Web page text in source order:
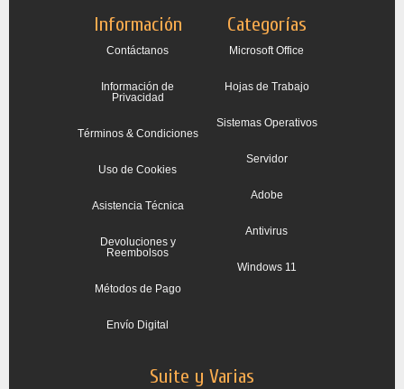
Información
Contáctanos
Información de
Privacidad
Términos & Condiciones
Uso de Cookies
Asistencia Técnica
Devoluciones y
Reembolsos
Métodos de Pago
Envío Digital
Categorías
Microsoft Office
Hojas de Trabajo
Sistemas Operativos
Servidor
Adobe
Antivirus
Windows 11
Suite y Varias